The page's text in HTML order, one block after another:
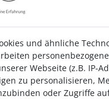
widerrufen
und ähnliche
Webseite (z.B. IP-
zu personalisieren,
oder Zugriffe